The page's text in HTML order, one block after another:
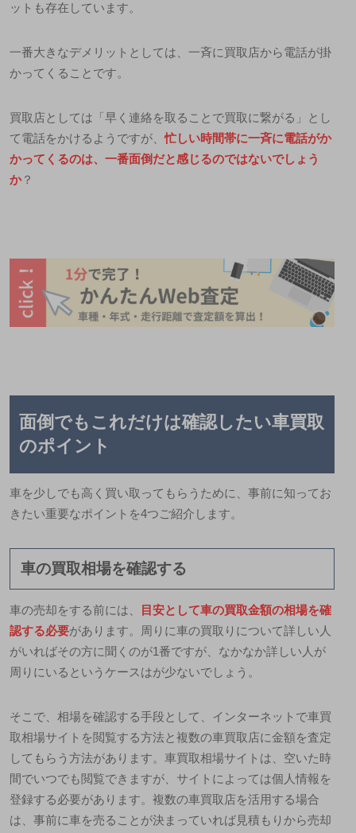
ットも存在しています。
一番大きなデメリットとしては、一斉に買取店から電話が掛
かってくることです。
買取店としては「早く連絡を取ることで買取に繋がる」とし
て電話をかけるようですが、忙しい時間帯に一斉に電話がか
かってくるのは、一番面倒だと感じるのではないでしょう
か？
面倒でもこれだけは確認したい車買取
のポイント
車を少しでも高く買い取ってもらうために、事前に知ってお
きたい重要なポイントを4つご紹介します。
車の買取相場を確認する
車の売却をする前には、
目安として車の買取金額の相場を確
認する必要があります。周りに車の買取りについて詳しい人
がいればその方に聞くのが1番ですが、なかなか詳しい人が
周りにいるというケースはが少ないでしょう。
そこで、相場を確認する手段として、インターネットで車買
取相場サイトを閲覧する方法と複数の車買取店に金額を査定
してもらう方法があります。車買取相場サイトは、空いた時
間でいつでも閲覧できますが、サイトによっては個人情報を
登録する必要があります。複数の車買取店を活用する場合
は、事前に車を売ることが決まっていれば見積もりから売却